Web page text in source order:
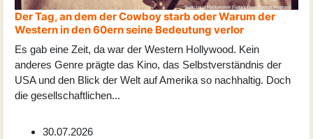
Der Tag, an dem der Cowboy starb oder Warum der
Western in den 60ern seine Bedeutung verlor
Es gab eine Zeit, da war der Western Hollywood. Kein
anderes Genre prägte das Kino, das Selbstverständnis der
USA und den Blick der Welt auf Amerika so nachhaltig. Doch
die gesellschaftlichen...
30.07.2026